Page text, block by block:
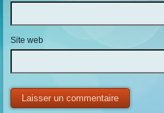
Site web